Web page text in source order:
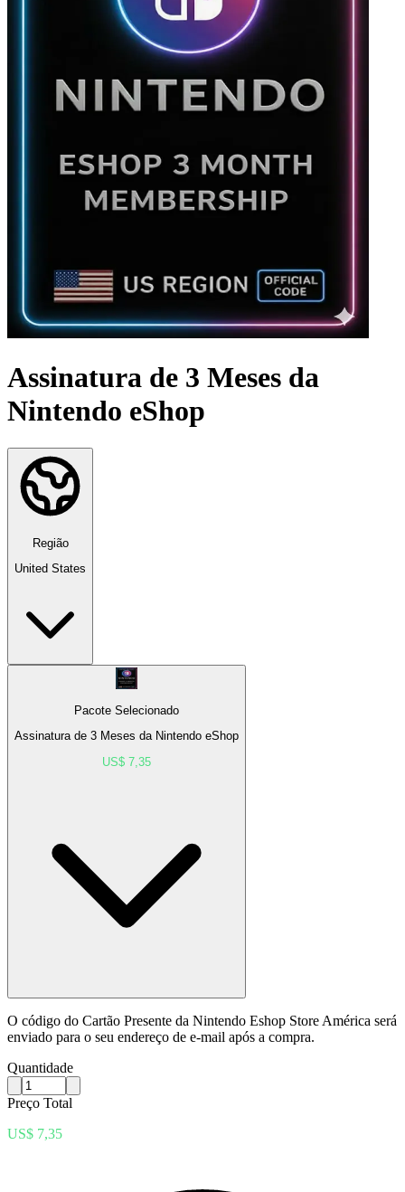
Assinatura de 3 Meses da
Nintendo eShop
Região
United States
Pacote Selecionado
Assinatura de 3 Meses da Nintendo eShop
US$ 7,35
O código do Cartão Presente da Nintendo Eshop Store América será
enviado para o seu endereço de e-mail após a compra.
Quantidade
Preço Total
US$ 7,35